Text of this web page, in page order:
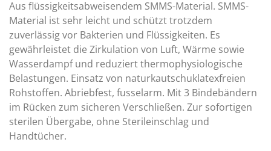
Aus flüssigkeitsabweisendem SMMS-Material. SMMS-
Material ist sehr leicht und schützt trotzdem
zuverlässig vor Bakterien und Flüssigkeiten. Es
gewährleistet die Zirkulation von Luft, Wärme sowie
Wasserdampf und reduziert thermophysiologische
Belastungen. Einsatz von naturkautschuklatexfreien
Rohstoffen. Abriebfest, fusselarm. Mit 3 Bindebändern
im Rücken zum sicheren Verschließen. Zur sofortigen
sterilen Übergabe, ohne Sterileinschlag und
Handtücher.